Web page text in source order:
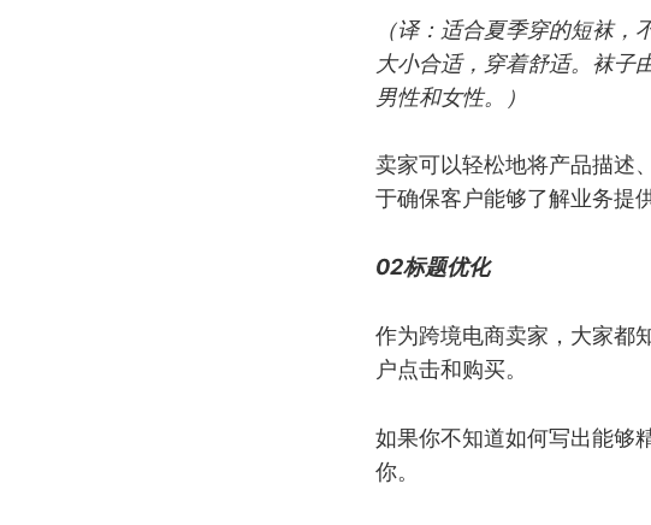
（译：适合夏季穿的短袜
大小合适，穿着舒适。袜子
男性和女性。）
卖家可以轻松地将产品描述
于确保客户能够了解业务提
02标题优化
作为跨境电商卖家，大家都
户点击和购买。
如果你不知道如何写出能够
你。